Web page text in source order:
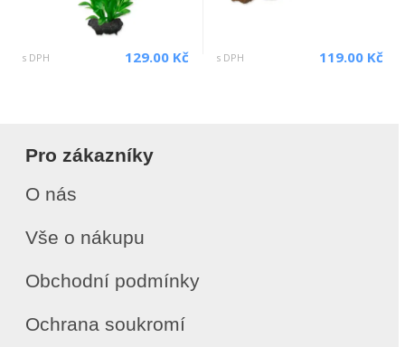
s DPH 129.00 Kč s DPH 119.00 Kč
Pro zákazníky
O nás
Vše o nákupu
Obchodní podmínky
Ochrana soukromí